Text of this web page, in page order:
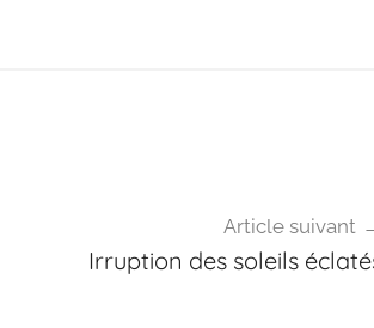
Article suivant
Irruption des soleils